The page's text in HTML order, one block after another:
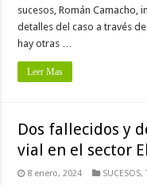
sucesos, Román
detalles del caso a través
hay otras …
Leer Mas
Dos fallecidos y
vial en el sector
8 enero, 2024 SUCESOS,